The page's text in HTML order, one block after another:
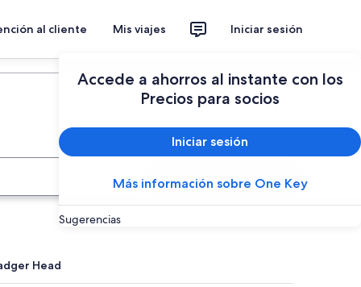
al cliente Mis viajes Iniciar sesión
Accede a ahorros al instante con los
Precios para socios
Iniciar sesión
Más información sobre One Key
Sugerencias
Buscar
Head